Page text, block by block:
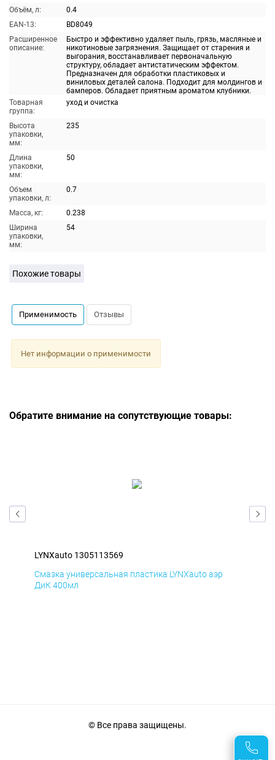
Объём, л:
0.4
EAN-13:
BD8049
Расширенное
описание:
Быстро и эффективно удаляет пыль, грязь, масляные и
никотиновые загрязнения. Защищает от старения и
выгорания, восстанавливает первоначальную
структуру, обладает антистатическим эффектом.
Предназначен для обработки пластиковых и
виниловых деталей салона. Подходит для молдингов и
бамперов. Обладает приятным ароматом клубники.
Товарная
группа:
уход и очистка
Высота
упаковки,
мм:
235
Длина
упаковки,
мм:
50
Объем
упаковки, л:
0.7
Масса, кг:
0.238
Ширина
упаковки,
мм:
54
Похожие товары
Применимость Отзывы
Нет информации о применимости
Обратите внимание на сопутствующие товары:
LYNXauto 1305113569
Смазка универсальная пластика LYNXauto аэр
ДиК 400мл
© Все права защищены.